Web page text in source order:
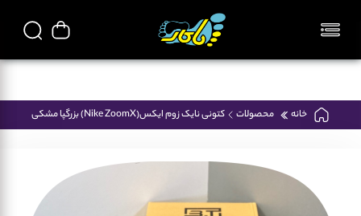
تمامی محصولات فروشگاه پاکار ایرانی میباشد
خانه محصولات کتونی نایک زوم ایکس(Nike ZoomX) بزرگپا مشکی